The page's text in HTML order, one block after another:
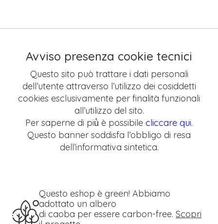
Avviso presenza cookie tecnici
Questo sito può trattare i dati personali
dell’utente attraverso l’utilizzo dei cosiddetti
cookies esclusivamente per finalità funzionali
all’utilizzo del sito.
Per saperne di più̀ è possibile cliccare qui.
Questo banner soddisfa l’obbligo di resa
dell’informativa sintetica.
Questo eshop è green! Abbiamo
adottato un albero
di caoba per essere carbon-free. Scopri